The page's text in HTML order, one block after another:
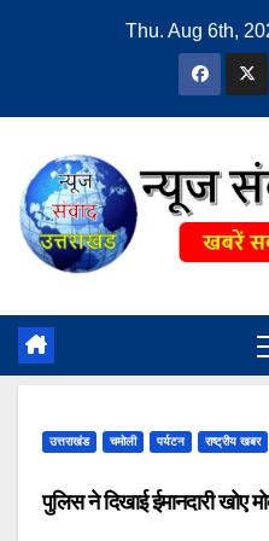
Thu. Aug 6th,
उत्तराखंड चमोली पर्यटन राष्ट्रीय खबर
पुलिस ने दिखाई ईमानदारी खोए